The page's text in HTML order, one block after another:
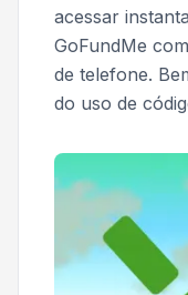
acessar
GoFundMe
de telefone.
do uso de